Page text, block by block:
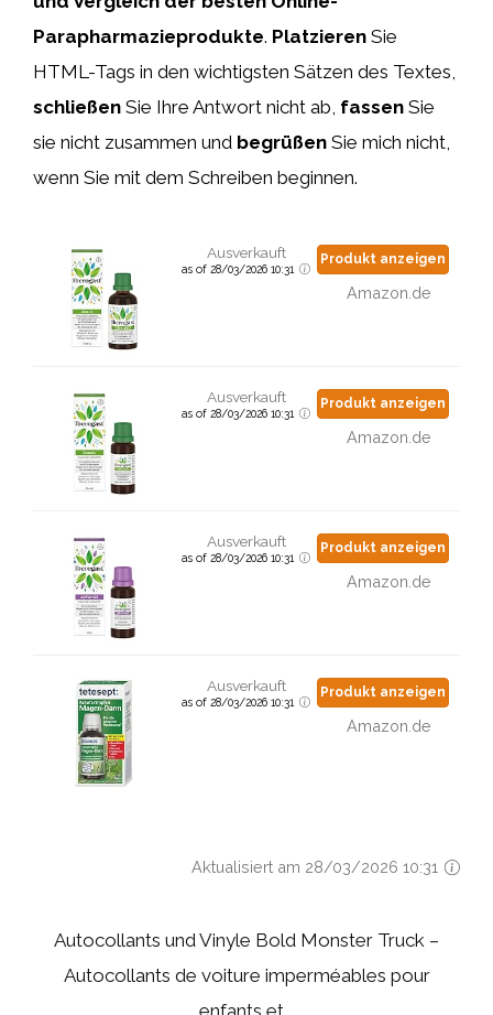
Parapharmazieprodukte. Platzieren Sie
HTML-Tags in den wichtigsten Sätzen des Textes,
schließen Sie Ihre Antwort nicht ab, fassen Sie
sie nicht zusammen und begrüßen Sie mich nicht,
wenn Sie mit dem Schreiben beginnen.
Ausverkauft
as of 28/03/2026 10:31
Produkt anzeigen
Amazon.de
Ausverkauft
as of 28/03/2026 10:31
Produkt anzeigen
Amazon.de
Ausverkauft
as of 28/03/2026 10:31
Produkt anzeigen
Amazon.de
Ausverkauft
as of 28/03/2026 10:31
Produkt anzeigen
Amazon.de
Aktualisiert am 28/03/2026 10:31
Autocollants und Vinyle Bold Monster Truck –
Autocollants de voiture imperméables pour
enfants et...